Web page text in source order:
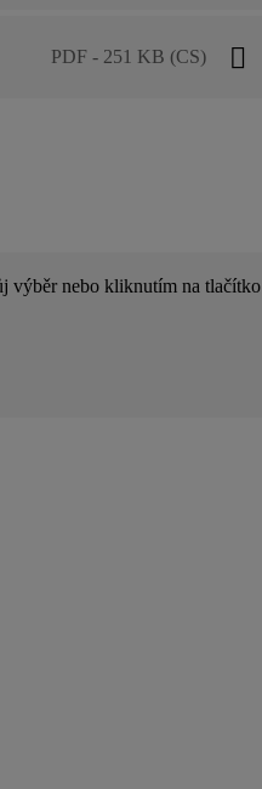
PDF - 251 KB (CS)
výběr nebo kliknutím na tlačítko